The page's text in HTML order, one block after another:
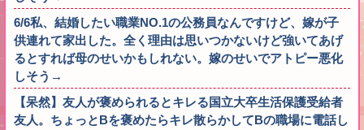
6/6私、結婚したい職業NO.1の公務員なんですけど、嫁が子
供連れて家出した。全く理由は思いつかないけど強いてあげ
るとすれば母のせいかもしれない。嫁のせいでアトピー悪化
しそう→
【呆然】友人が褒められるとキレる国立大卒生活保護受給者
友人。ちょっとBを褒めたらキレ散らかしてBの職場に電話し